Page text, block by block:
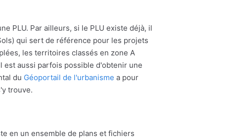
PLU. Par ailleurs, si le PLU existe déjà, il
qui sert de référence pour les projets
les territoires classés en zone A
est aussi parfois possible d'obtenir une
du Géoportail de l'urbanisme a pour
trouve.
en un ensemble de plans et fichiers